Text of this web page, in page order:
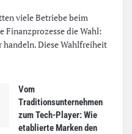
viele Betriebe beim
Finanzprozesse die Wahl:
handeln. Diese Wahlfreiheit
Vom
Traditionsunternehmen
zum Tech-Player: Wie
etablierte Marken den